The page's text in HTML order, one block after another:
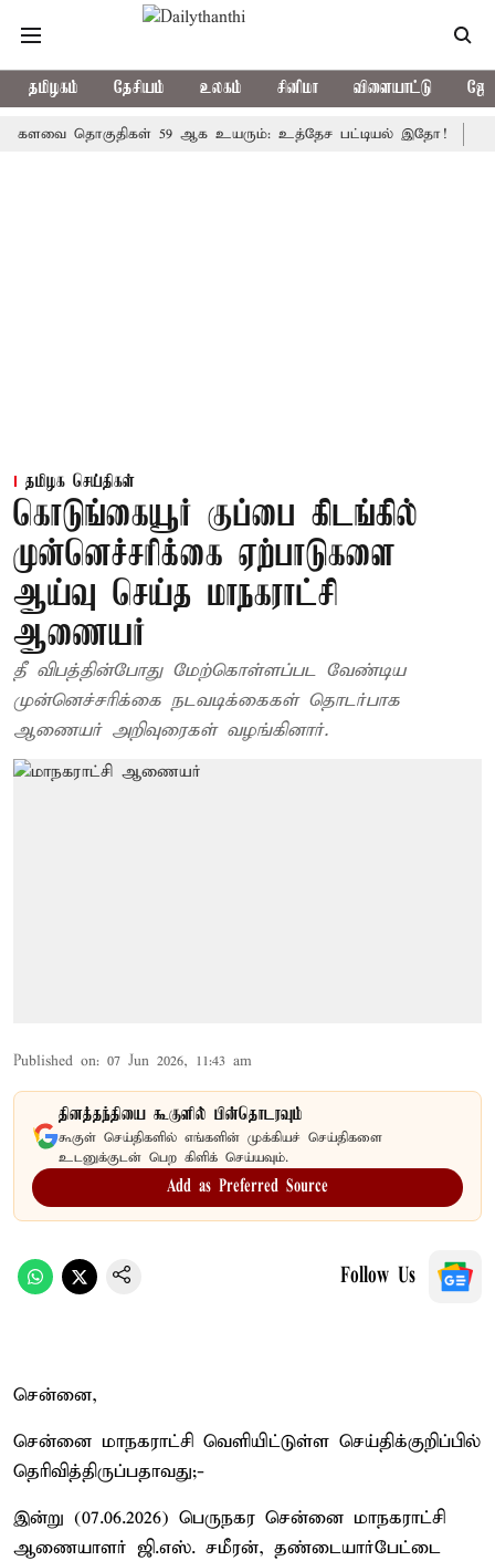
தமிழகம் தேசியம் உலகம் சினிமா விளையாட்டு
தொகுதிகள் 59 ஆக உயரும்: உத்தேச பட்டியல் இதோ! முதல்-
தமிழக செய்திகள்
கொடுங்கையூர் குப்பை கிடங்கில்
முன்னெச்சரிக்கை ஏற்பாடுகளை
ஆய்வு செய்த மாநகராட்சி
ஆணையர்
தீ விபத்தின்போது மேற்கொள்ளப்பட வேண்டிய
முன்னெச்சரிக்கை நடவடிக்கைகள் தொடர்பாக
ஆணையர் அறிவுரைகள் வழங்கினார்.
Published on: 07 Jun 2026, 11:43 am
தினத்தந்தியை கூகுளில் பின்தொடரவும்
கூகுள் செய்திகளில் எங்களின் முக்கியச் செய்திகளை
உடனுக்குடன் பெற கிளிக் செய்யவும்.
Add as Preferred Source
Follow Us
சென்னை,
சென்னை மாநகராட்சி வெளியிட்டுள்ள செய்திக்குறிப்பில்
தெரிவித்திருப்பதாவது;-
இன்று (07.06.2026) பெருநகர சென்னை மாநகராட்சி
ஆணையாளர் ஜி.எஸ். சமீரன், தண்டையார்பேட்டை